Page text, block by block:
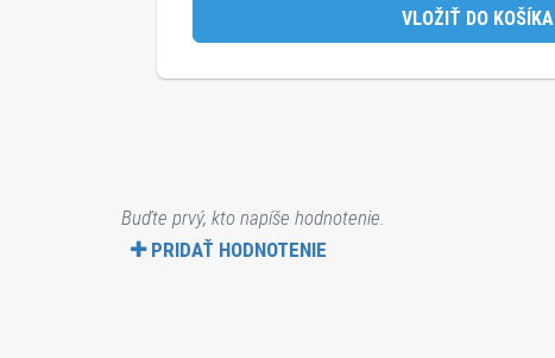
VLOŽIŤ DO KOŠÍKA
Buďte prvý, kto napíše hodnotenie.
PRIDAŤ HODNOTENIE